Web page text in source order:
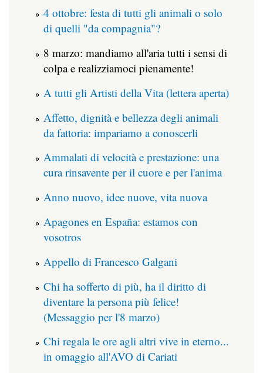
4 ottobre: festa di tutti gli animali o solo
di quelli "da compagnia"?
8 marzo: mandiamo all'aria tutti i sensi di
colpa e realizziamoci pienamente!
A tutti gli Artisti della Vita (lettera aperta)
Affetto, dignità e bellezza degli animali
da fattoria: impariamo a conoscerli
Ammalati di velocità e prestazione: una
cura rinsavente per il cuore e per l'anima
Anno nuovo, idee nuove, vita nuova
Apagones en España: estamos con
vosotros
Appello di Francesco Galgani
Chi ha sofferto di più, ha il diritto di
diventare la persona più felice!
(Messaggio per l'8 marzo)
Chi regala le ore agli altri vive in eterno...
in omaggio all'AVO di Cariati